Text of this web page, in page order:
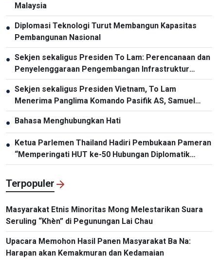
Malaysia
● Diplomasi Teknologi Turut Membangun Kapasitas
Pembangunan Nasional
● Sekjen sekaligus Presiden To Lam: Perencanaan dan
Penyelenggaraan Pengembangan Infrastruktur
Harus Diperbarui
● Sekjen sekaligus Presiden Vietnam, To Lam
Menerima Panglima Komando Pasifik AS, Samuel
Paparo
● Bahasa Menghubungkan Hati
● Ketua Parlemen Thailand Hadiri Pembukaan Pameran
“Memperingati HUT ke-50 Hubungan Diplomatik
Vietnam-Thailand”
Terpopuler
Masyarakat Etnis Minoritas Mong Melestarikan Suara
Seruling “Khèn” di Pegunungan Lai Chau
Upacara Memohon Hasil Panen Masyarakat Ba Na:
Harapan akan Kemakmuran dan Kedamaian